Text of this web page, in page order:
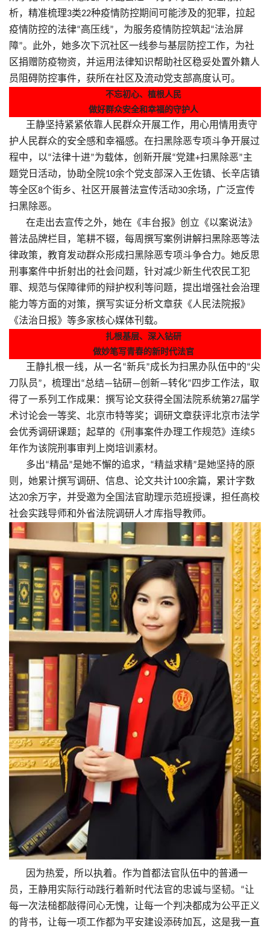
析，精准梳理3类22种疫情防控期间可能涉及的犯罪，拉起
疫情防控的法律“高压线”，为服务疫情防控筑起“法治屏
障”。此外，她多次下沉社区一线参与基层防控工作，为社
区捐赠防疫物资，并运用法律知识帮助社区稳妥处置外籍人
员阻碍防控事件，获所在社区及流动党支部高度认可。
不忘初心、植根人民
做好群众安全和幸福的守护人
王静坚持紧紧依靠人民群众开展工作，用心用情用责守
护人民群众的安全感和幸福感。在扫黑除恶专项斗争开展过
程中，以“法律十进”为载体，创新开展“党建+扫黑除恶”主
题党日活动，协助全院10余个党支部深入王佐镇、长辛店镇
等全区8个街乡、社区开展普法宣传活动30余场，广泛宣传
扫黑除恶。
在走出去宣传之外，她在《丰台报》创立《以案说法》
普法品牌栏目，笔耕不辍，每周撰写案例讲解扫黑除恶等法
律政策，教育发动群众形成扫黑除恶专项斗争合力。她反思
刑事案件中折射出的社会问题，针对减少新生代农民工犯
罪、规范与保障律师的辩护权利等问题，提出增强社会治理
能力等方面的对策，撰写实证分析文章获《人民法院报》
《法治日报》等多家核心媒体刊载。
扎根基层、深入钻研
做妙笔写青春的新时代法官
王静扎根一线，从一名“新兵”成长为扫黑办队伍中的“尖
刀队员”，梳理出“总结—钻研—创新—转化”四步工作法，取
得了一系列工作成果：撰写论文获得全国法院系统第27届学
术讨论会一等奖、北京市特等奖；调研文章获评北京市法学
会优秀调研课题；起草的《刑事案件办理工作规范》连续5
年作为该院刑事审判上岗培训素材。
多出“精品”是她不懈的追求， “精益求精”是她坚持的原
则，她累计撰写调研、信息、论文共计100余篇，累计字数
达20余万字，并受邀为全国法官助理示范班授课，担任高校
社会实践导师和外省法院调研人才库指导教师。
因为热爱，所以执着。作为首都法官队伍中的普通一
员，王静用实际行动践行着新时代法官的忠诚与坚韧。 “让
每一次法槌都敲得问心无愧，让每一个判决都成为公平正义
的背书，让每一项工作都为平安建设添砖加瓦，这是我一直